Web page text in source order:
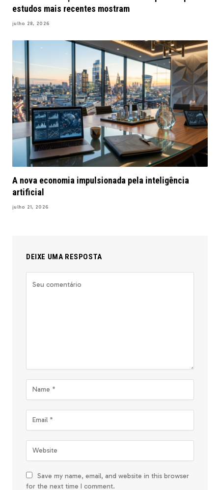
estudos mais recentes mostram
julho 28, 2026
A nova economia impulsionada pela inteligência
artificial
julho 21, 2026
DEIXE UMA RESPOSTA
Save my name, email, and website in this browser
for the next time I comment.